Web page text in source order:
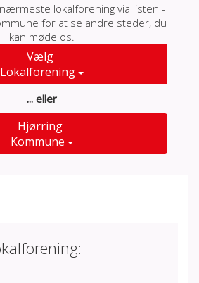
lokalforening via listen -
for at se andre steder, du
kan møde os.
Vælg
Lokalforening
... eller
Hjørring
Kommune